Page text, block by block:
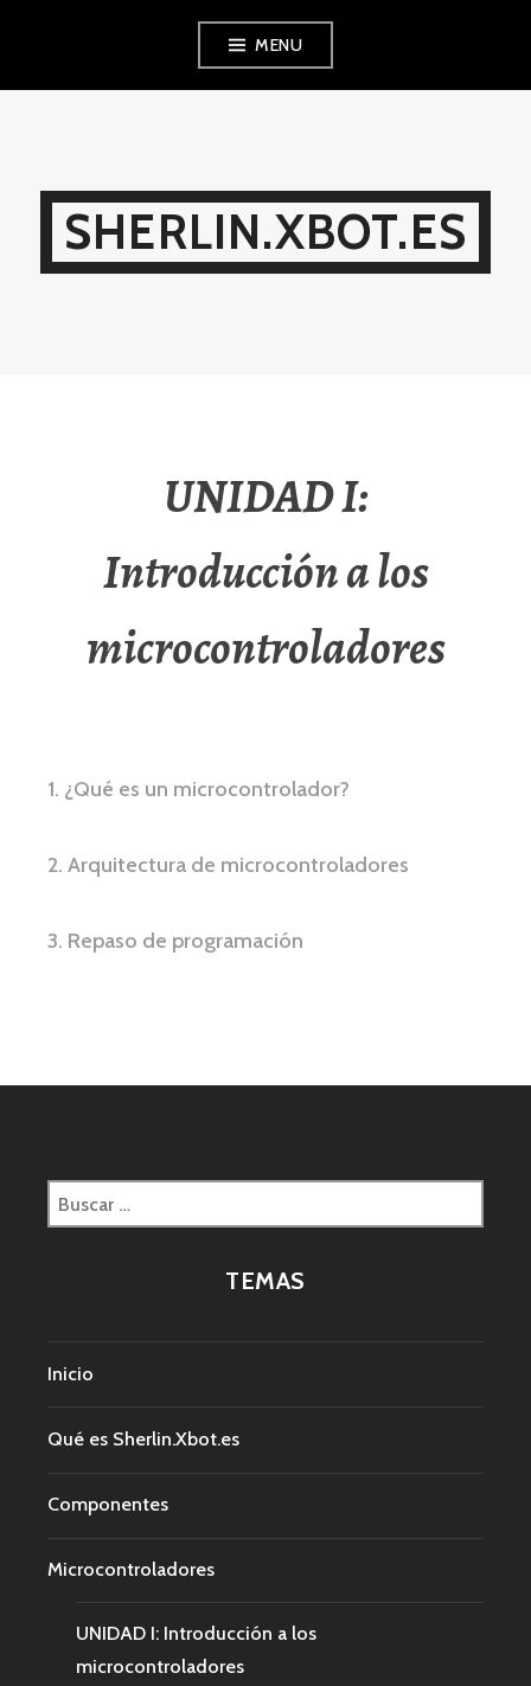
MENU
SHERLIN.XBOT.ES
UNIDAD I:
Introducción a los
microcontroladores
1. ¿Qué es un microcontrolador?
2. Arquitectura de microcontroladores
3. Repaso de programación
Buscar:
TEMAS
Inicio
Qué es Sherlin.Xbot.es
Componentes
Microcontroladores
UNIDAD I: Introducción a los
microcontroladores